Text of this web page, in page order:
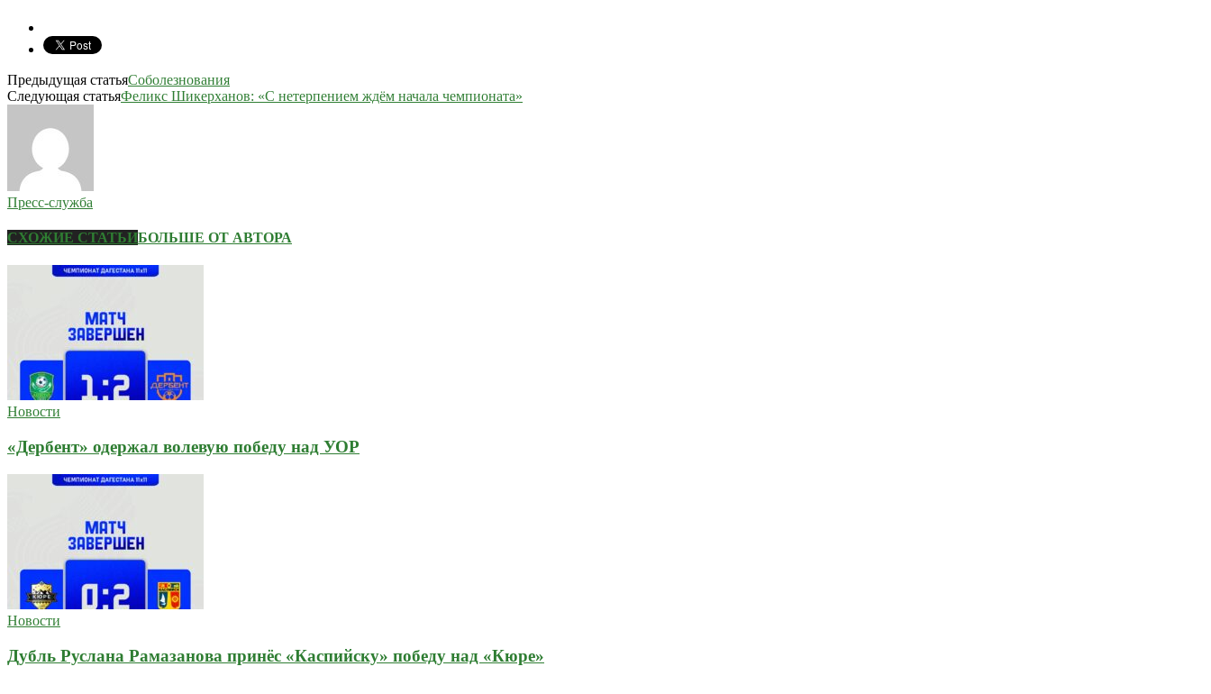
Предыдущая статьяСоболезнования
Следующая статьяФеликс Шикерханов: «С нетерпением ждём начала чемпионата»
Пресс-служба
СХОЖИЕ СТАТЬИБОЛЬШЕ ОТ АВТОРА
Новости
«Дербент» одержал волевую победу над УОР
Новости
Дубль Руслана Рамазанова принёс «Каспийску» победу над «Кюре»